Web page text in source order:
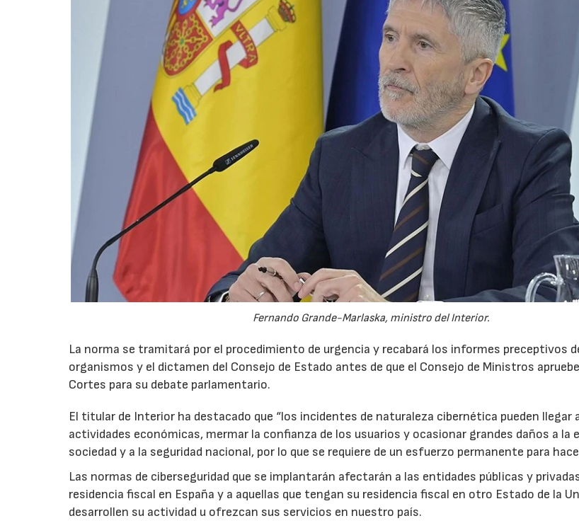
Fernando Grande-Marlaska, ministro del Interior.
La norma se tramitará por el procedimiento de urgencia y recabará los informes preceptivos
organismos y el dictamen del Consejo de Estado antes de que el Consejo de Ministros
Cortes para su debate parlamentario.
El titular de Interior ha destacado que “los incidentes de naturaleza cibernética pueden llegar
actividades económicas, mermar la confianza de los usuarios y ocasionar grandes daños a la
sociedad y a la seguridad nacional, por lo que se requiere de un esfuerzo permanente para
Las normas de ciberseguridad que se implantarán afectarán a las entidades públicas y
residencia fiscal en España y a aquellas que tengan su residencia fiscal en otro Estado de la
desarrollen su actividad u ofrezcan sus servicios en nuestro país.